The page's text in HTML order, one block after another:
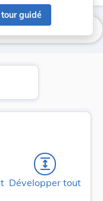
guidé
expand
Développer tout